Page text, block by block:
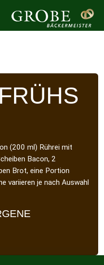
(200 ml) Rührei mit
Bacon, 2
Brot, eine Portion
variieren je nach Auswahl